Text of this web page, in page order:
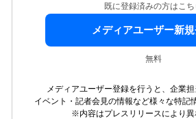
既に登録済みの方はこち
メディアユーザー新
無料
メディアユーザー登録を行うと、企業担
イベント・記者会見の情報など様々な特記
※内容はプレスリリースにより異